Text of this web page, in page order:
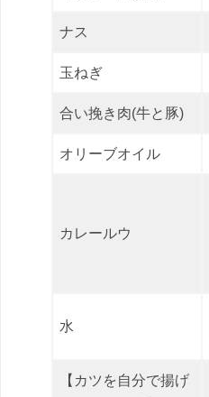
ナス
玉ねぎ
合い挽き肉(牛と豚)
オリーブオイル
カレールウ
水
【カツを自分で揚げ